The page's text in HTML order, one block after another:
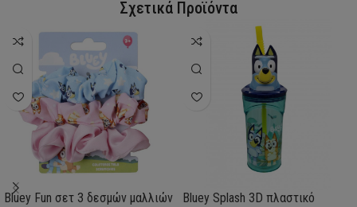
Σχετικά Προϊόντα
Bluey Fun σετ 3 δεσμών μαλλιών
Bluey Splash 3D πλαστικό